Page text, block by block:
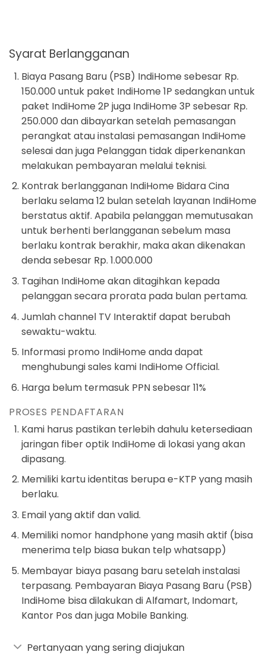
Syarat Berlangganan
Biaya Pasang Baru (PSB) IndiHome sebesar Rp.
150.000 untuk paket IndiHome 1P sedangkan untuk
paket IndiHome 2P juga IndiHome 3P sebesar Rp.
250.000 dan dibayarkan setelah pemasangan
perangkat atau instalasi pemasangan IndiHome
selesai dan juga Pelanggan tidak diperkenankan
melakukan pembayaran melalui teknisi.
Kontrak berlangganan IndiHome Bidara Cina
berlaku selama 12 bulan setelah layanan IndiHome
berstatus aktif. Apabila pelanggan memutusakan
untuk berhenti berlangganan sebelum masa
berlaku kontrak berakhir, maka akan dikenakan
denda sebesar Rp. 1.000.000
Tagihan IndiHome akan ditagihkan kepada
pelanggan secara prorata pada bulan pertama.
Jumlah channel TV Interaktif dapat berubah
sewaktu-waktu.
Informasi promo IndiHome anda dapat
menghubungi sales kami IndiHome Official.
Harga belum termasuk PPN sebesar 11%
PROSES PENDAFTARAN
Kami harus pastikan terlebih dahulu ketersediaan
jaringan fiber optik IndiHome di lokasi yang akan
dipasang.
Memiliki kartu identitas berupa e-KTP yang masih
berlaku.
Email yang aktif dan valid.
Memiliki nomor handphone yang masih aktif (bisa
menerima telp biasa bukan telp whatsapp)
Membayar biaya pasang baru setelah instalasi
terpasang. Pembayaran Biaya Pasang Baru (PSB)
IndiHome bisa dilakukan di Alfamart, Indomart,
Kantor Pos dan juga Mobile Banking.
Pertanyaan yang sering diajukan